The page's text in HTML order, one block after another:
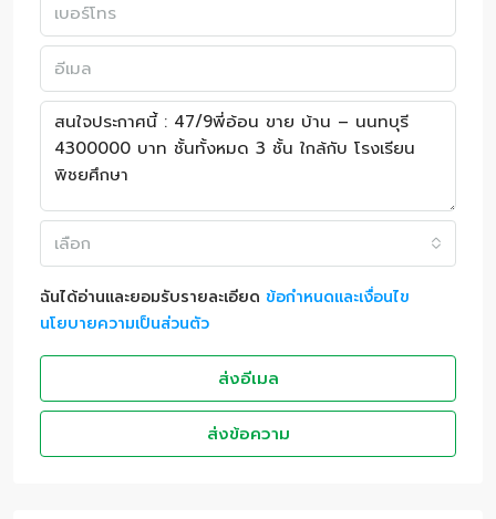
เลือก
ฉันได้อ่านและยอมรับรายละเอียด ข้อกำหนดและเงื่อนไข
นโยบายความเป็นส่วนตัว
ส่งอีเมล
ส่งข้อความ